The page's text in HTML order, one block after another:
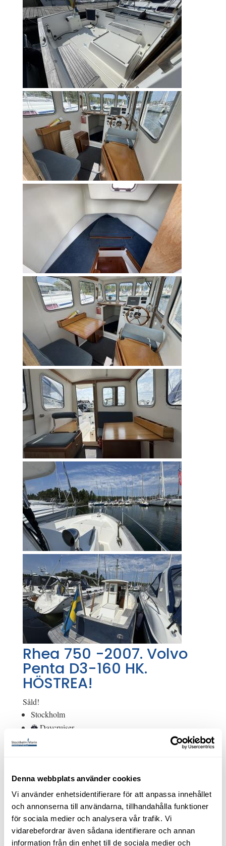
Denna webbplats använder cookies
Vi använder enhetsidentifierare för att anpassa innehållet
och annonserna till användarna, tillhandahålla funktioner
för sociala medier och analysera vår trafik. Vi
vidarebefordrar även sådana identifierare och annan
information från din enhet till de sociala medier och
Rhea 750 -2007. Volvo
Penta D3-160 HK.
HÖSTREA!
Såld!
Stockholm
Daycruiser
Modellår: 2007
7,50 m x 2,80 m
Motortyp: Inombordare
Om båten
Utförsäljning av denna båt!